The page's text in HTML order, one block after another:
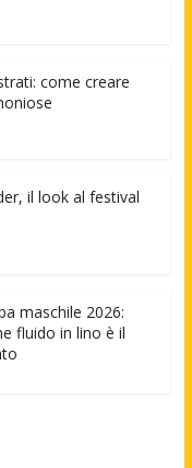
come creare
il look al festival
maschile 2026:
fluido in lino è il